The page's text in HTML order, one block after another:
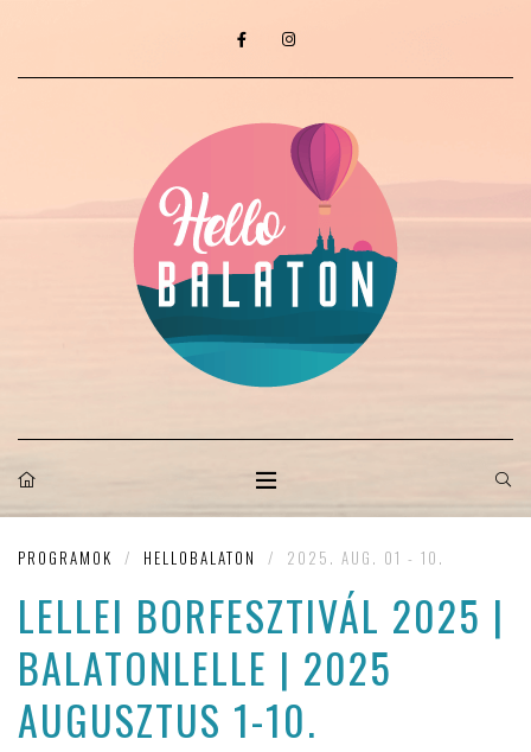
PROGRAMOK / HELLOBALATON / 2025. AUG. 01 - 10.
LELLEI BORFESZTIVÁL 2025 |
BALATONLELLE | 2025
AUGUSZTUS 1-10.